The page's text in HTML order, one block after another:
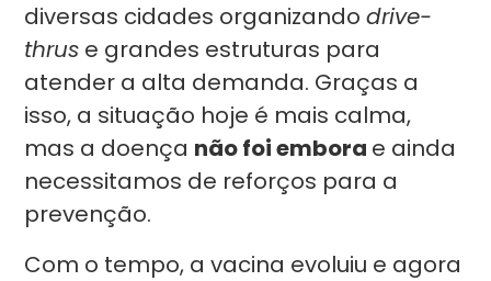
diversas cidades organizandodrive-
thrus e grandes estruturas para
atender a alta demanda. Graças a
isso, a situação hoje é mais calma,
mas a doença não foi embora e ainda
necessitamos de reforços para a
prevenção.
Com o tempo, a vacina evoluiu e agora